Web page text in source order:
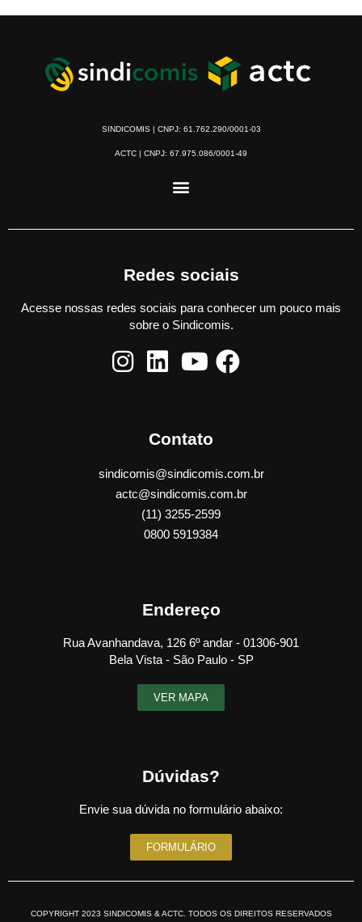
SINDICOMIS | CNPJ: 61.762.290/0001-03
ACTC | CNPJ: 67.975.086/0001-49
Redes sociais
Acesse nossas redes sociais para conhecer um pouco mais
sobre o Sindicomis.
Contato
sindicomis@sindicomis.com.br
actc@sindicomis.com.br
(11) 3255-2599
0800 5919384
Endereço
Rua Avanhandava, 126 6º andar - 01306-901
Bela Vista - São Paulo - SP
VER MAPA
Dúvidas?
Envie sua dúvida no formulário abaixo:
FORMULÁRIO
COPYRIGHT 2023 SINDICOMIS & ACTC. TODOS OS DIREITOS RESERVADOS